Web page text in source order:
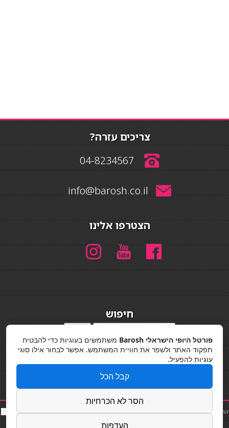
צריכים עזרה?
04-8234567
info@barosh.co.il
הצטרפו אלינו
חיפוש
מדיניות פרטיות
החלקות שיער|תאורה לבית|פאות ותוספות שיער|נייל סטודיו|תוספות שיער|שף פרטי|כ
סאות
פורטל היופי הישראלי Barosh
משתמשים בעוגיות כדי להבטיח
תפקוד האתר ולשפר את חוויית המשתמש. אפשר לבחור אילו סוגי
עוגיות להפעיל.
קבל הכל
הסר לא הכרחיות
העדפות